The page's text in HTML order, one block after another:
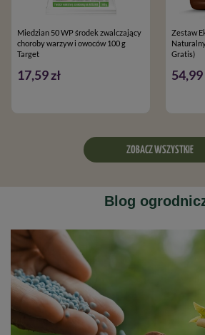
Miedzian 50 WP środek zwalczający
choroby warzyw i owoców 100 g
Target
17,59 zł
Zestaw
Gratis)
54,99
ZOBACZ WSZYSTKIE
Blog